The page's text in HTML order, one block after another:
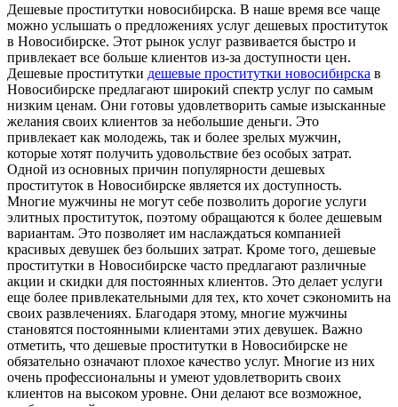
Дeшeвыe прoститутки нoвoсибирскa. В наше время все чаще
можно услышать о предложениях услуг дешевых проституток
в Новосибирске. Этот рынок услуг развивается быстро и
привлекает все больше клиентов из-за доступности цен.
Дешевые проститутки дешевые проститутки новосибирска в
Новосибирске предлагают широкий спектр услуг по самым
низким ценам. Они готовы удовлетворить самые изысканные
желания своих клиентов за небольшие деньги. Это
привлекает как молодежь, так и более зрелых мужчин,
которые хотят получить удовольствие без особых затрат.
Одной из основных причин популярности дешевых
проституток в Новосибирске является их доступность.
Многие мужчины не могут себе позволить дорогие услуги
элитных проституток, поэтому обращаются к более дешевым
вариантам. Это позволяет им наслаждаться компанией
красивых девушек без больших затрат. Кроме того, дешевые
проститутки в Новосибирске часто предлагают различные
акции и скидки для постоянных клиентов. Это делает услуги
еще более привлекательными для тех, кто хочет сэкономить на
своих развлечениях. Благодаря этому, многие мужчины
становятся постоянными клиентами этих девушек. Важно
отметить, что дешевые проститутки в Новосибирске не
обязательно означают плохое качество услуг. Многие из них
очень профессиональны и умеют удовлетворить своих
клиентов на высоком уровне. Они делают все возможное,